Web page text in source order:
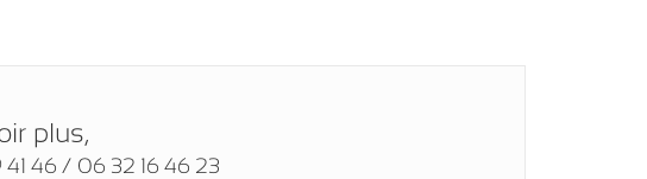
plus,
46 / 06 32 16 46 23